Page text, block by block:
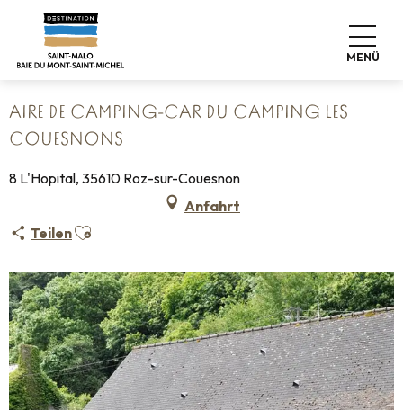
contenu
MENÜ
Startseite
Campingplätze
Aire de camping-car du camping Les Couesnons
AIRE DE CAMPING-CAR DU CAMPING LES
COUESNONS
8 L'Hopital, 35610 Roz-sur-Couesnon
Anfahrt
TeilenAjouter aux favoris